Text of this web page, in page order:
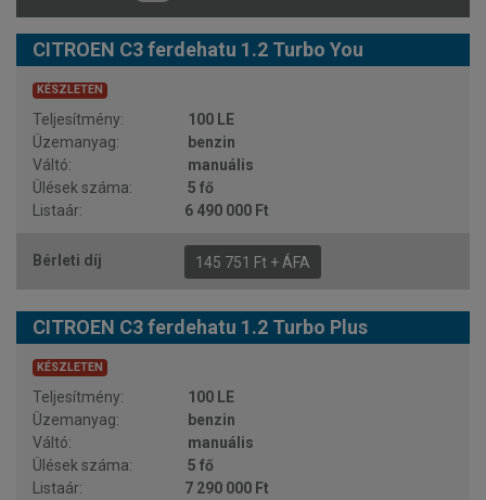
CITROEN C3 ferdehatu 1.2 Turbo You
KÉSZLETEN
100 LE
benzin
manuális
5 fő
6 490 000 Ft
145 751 Ft + ÁFA
CITROEN C3 ferdehatu 1.2 Turbo Plus
KÉSZLETEN
100 LE
benzin
manuális
5 fő
7 290 000 Ft